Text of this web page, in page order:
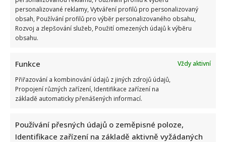
personalizované reklamy, Vytváření profilů pro personalizovaný
obsah, Používání profilů pro výběr personalizovaného obsahu,
Rozvoj a zlepšování služeb, Použití omezených údajů k výběru
obsahu.
Funkce
Vždy aktivní
Přiřazování a kombinování údajů z jiných zdrojů údajů,
Propojení různých zařízení, Identifikace zařízení na
základě automaticky přenášených informací.
Používání přesných údajů o zeměpisné poloze,
Identifikace zařízení na základě aktivně vyžádaných